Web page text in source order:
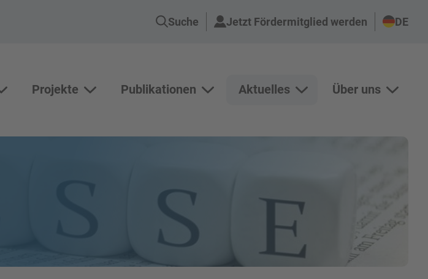
Suche Jetzt Fördermitglied werden DE
Lösungen Unterseiten von Projekte anzeigen
Projekte Unterseiten von Publikationen anzeigen
Publikationen Unterseiten von Aktuelles
Aktuelles Über uns